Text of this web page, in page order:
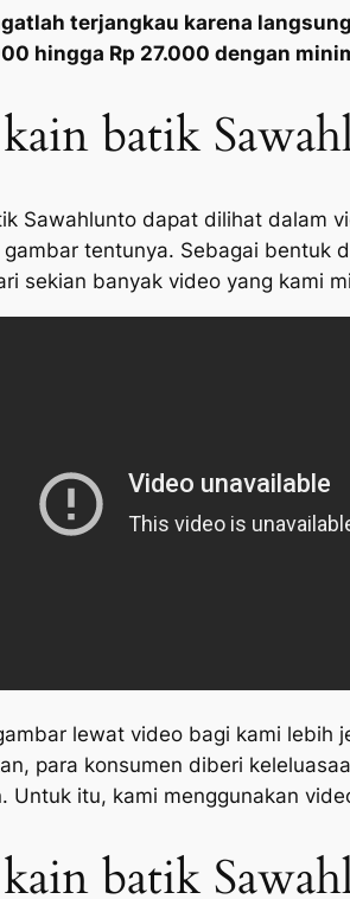
terjangkau karena
hingga Rp 27.000 dengan
batik
Sawahlunto dapat dilihat dalam
gambar tentunya. Sebagai bentuk
sekian banyak video yang kami
lewat video bagi kami lebih
para konsumen diberi
Untuk itu, kami menggunakan
batik